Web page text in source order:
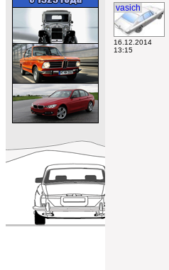
vasich
16.12.2014
13:15